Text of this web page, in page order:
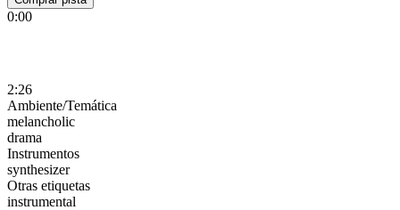
0:00
2:26
Ambiente/Temática
melancholic
drama
Instrumentos
synthesizer
Otras etiquetas
instrumental